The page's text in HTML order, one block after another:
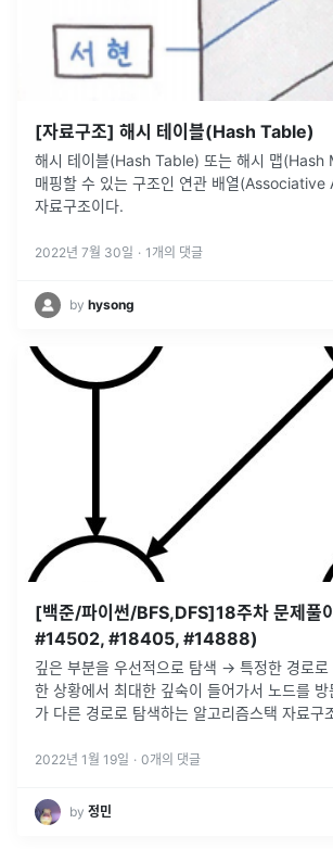
[자료구조] 해시 테이블(Hash Table)
해시 테이블(Hash Table) 또는 해시 맵(Hash
매핑할 수 있는 구조인 연관 배열(Associative
자료구조이다.
2022년 7월 30일 · 1 개의 댓글
by hysong
[백준/파이썬/BFS,DFS]18주차 문제
#14502, #18405, #14888)
깊은 부분을 우선적으로 탐색 -> 특정한 경로로
한 상황에서 최대한 깊숙이 들어가서 노드를
가 다른 경로로 탐색하는 알고리즘스택 자료구
조에 기초일반적으로...
2022년 1월 19일 · 0개의 댓글
by 정민